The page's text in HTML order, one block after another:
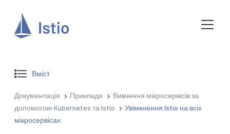
Вміст
Документація Приклади
Вивчення мікросервісів за
допомогою Kubernetes та Istio
Увімкнення Istio на всіх
мікросервісах